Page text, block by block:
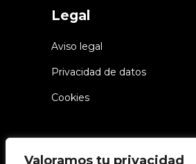
Valoramos tu privacidad
Legal
Aviso legal
Privacidad de datos
Cookies